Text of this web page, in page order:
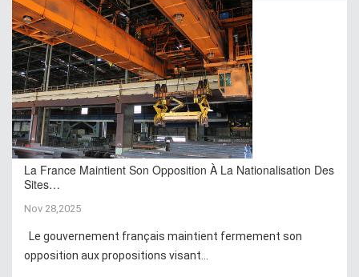
La France Maintient Son Opposition À La Nationalisation Des
Sites…
Nov 28,2025
Le gouvernement français maintient fermement son
opposition aux propositions visant...